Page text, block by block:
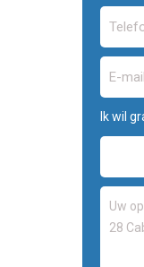
Ik wil